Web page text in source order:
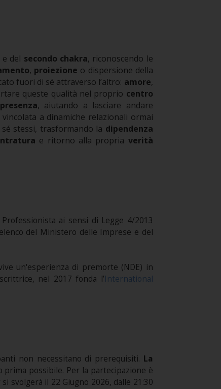
e del secondo chakra, riconoscendo le
, proiezione o dispersione della
fuori di sé attraverso l’altro: amore,
queste qualità nel proprio centro
, aiutando a lasciare andare
a dinamiche relazionali ormai
stessi, trasformando la dipendenza
e ritorno alla propria verità
ai sensi di Legge 4/2013
del Ministero delle Imprese e del
un'esperienza di premorte (NDE) in
nel 2017 fonda l’International
non necessitano di prerequisiti. La
possibile. Per la partecipazione è
svolgerà il 22 Giugno 2026, dalle 21:30